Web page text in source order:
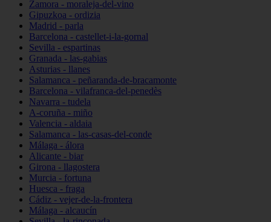
Zamora - moraleja-del-vino
Gipuzkoa - ordizia
Madrid - parla
Barcelona - castellet-i-la-gornal
Sevilla - espartinas
Granada - las-gabias
Asturias - llanes
Salamanca - peñaranda-de-bracamonte
Barcelona - vilafranca-del-penedès
Navarra - tudela
A-coruña - miño
Valencia - aldaia
Salamanca - las-casas-del-conde
Málaga - álora
Alicante - biar
Girona - llagostera
Murcia - fortuna
Huesca - fraga
Cádiz - vejer-de-la-frontera
Málaga - alcaucín